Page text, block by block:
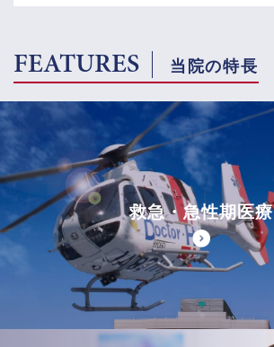
FEATURES 当院の特長
救急・急性期医療